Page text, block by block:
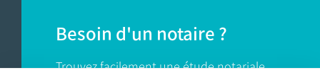
Besoin d'un notaire ?
Trouvez facilement une étude notariale